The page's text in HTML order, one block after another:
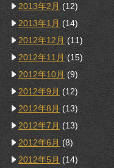
2013年2月 (12)
2013年1月 (14)
2012年12月 (11)
2012年11月 (15)
2012年10月 (9)
2012年9月 (12)
2012年8月 (13)
2012年7月 (13)
2012年6月 (8)
2012年5月 (14)